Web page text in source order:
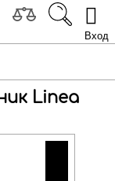
Вход
Linea